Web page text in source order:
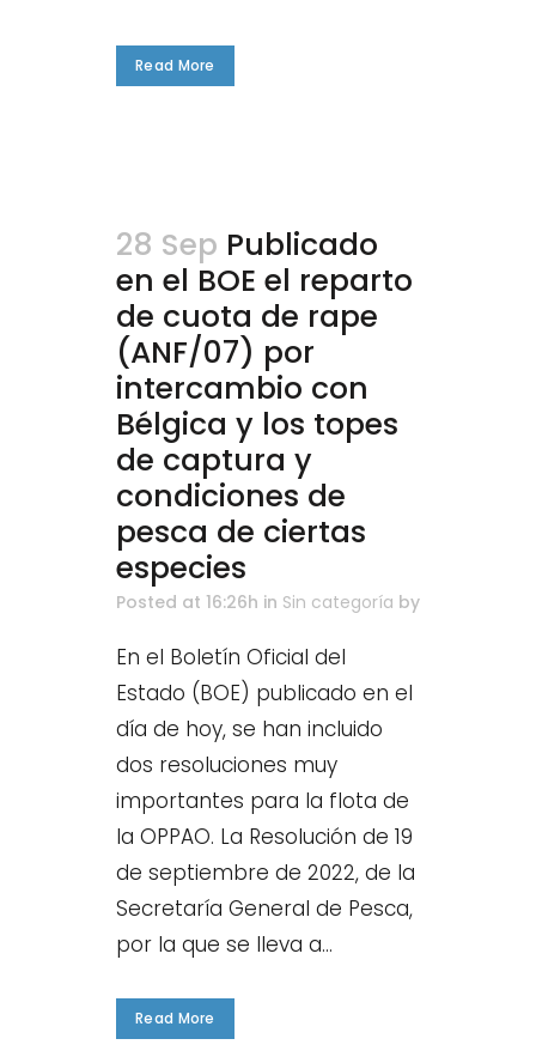
Read More
28 Sep Publicado
en el BOE el reparto
de cuota de rape
(ANF/07) por
intercambio con
Bélgica y los topes
de captura y
condiciones de
pesca de ciertas
especies
Posted at 16:26h in Sin categoría by
En el Boletín Oficial del
Estado (BOE) publicado en el
día de hoy, se han incluido
dos resoluciones muy
importantes para la flota de
la OPPAO. La Resolución de 19
de septiembre de 2022, de la
Secretaría General de Pesca,
por la que se lleva a...
Read More